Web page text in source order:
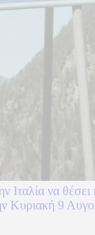
Ιταλία να θέσει
Κυριακή 9